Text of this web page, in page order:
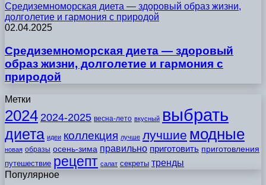
Средиземноморская диета — здоровый образ жизни,
долголетие и гармония с природой
02.04.2025
Средиземноморская диета — здоровый
образ жизни, долголетие и гармония с
природой
Метки
2024 2024-2025 весна-лето вкусный выбрать
диета идеи коллекция лучше лучшие модные
новая образы осень-зима правильно приготовить приготовления
путешествие рецепт салат секреты тренды
Популярное